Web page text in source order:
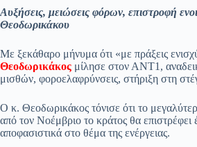
bo
ok
ts
A
pp
gr
a
m
sa
ge
ail
Αυξήσεις, μειώσεις φόρων, επιστροφή
Θεοδωρικάκου
Με ξεκάθαρο μήνυμα ότι «με πράξεις
Θεοδωρικάκος μίλησε στον ΑΝΤ1,
μισθών, φοροελαφρύνσεις, στήριξη στη
Ο κ. Θεοδωρικάκος τόνισε ότι το
από τον Νοέμβριο το κράτος θα
αποφασιστικά στο θέμα της ενέργειας.